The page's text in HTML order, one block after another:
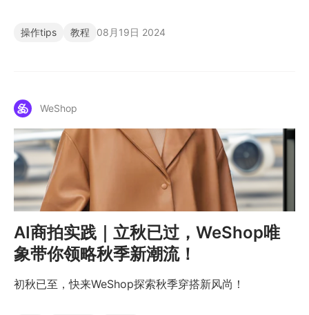
操作tips 教程 08月19日 2024
WeShop
AI商拍实践｜立秋已过，WeShop唯
象带你领略秋季新潮流！
初秋已至，快来WeShop探索秋季穿搭新风尚！